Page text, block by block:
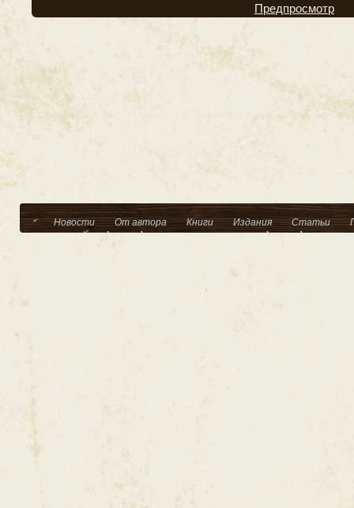
Предпросмотр
Новости От автора Книги Издания Статьи